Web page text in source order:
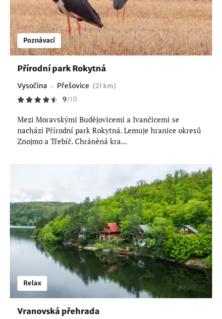
Poznávací
Přírodní park Rokytná
Vysočina Přešovice (21 km)
9/10
Mezi Moravskými Budějovicemi a Ivančicemi se
nachází Přírodní park Rokytná. Lemuje hranice okresů
Znojmo a Třebíč. Chráněná kra...
Relax
Vranovská přehrada